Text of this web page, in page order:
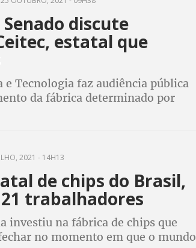
discute
estatal que
e Tecnologia faz audiência pública
da fábrica determinado por
2021 - 14H13
de chips do Brasil,
trabalhadores
investiu na fábrica de chips que
no momento em que o mundo